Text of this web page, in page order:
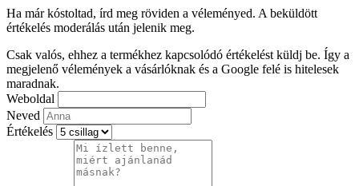
Ha már kóstoltad, írd meg röviden a véleményed. A beküldött
értékelés moderálás után jelenik meg.
Csak valós, ehhez a termékhez kapcsolódó értékelést küldj be. Így a
megjelenő vélemények a vásárlóknak és a Google felé is hitelesek
maradnak.
Weboldal
Neved
Értékelés